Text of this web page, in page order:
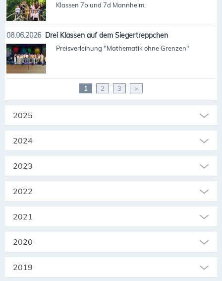
Klassen 7b und 7d Mannheim.
08.06.2026 Drei Klassen auf dem Siegertreppchen
Preisverleihung "Mathematik ohne Grenzen"
1 2 3 >
2025
2024
2023
2022
2021
2020
2019